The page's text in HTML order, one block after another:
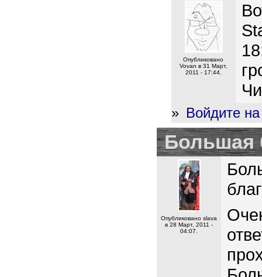
Опубликовано
Vovan в 31 Март,
2011 - 17:44.
» Войдите на
Большая
Опубликовано slava
в 28 Март, 2011 -
04:07.